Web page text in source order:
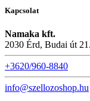
Kapcsolat
Namaka kft.
2030 Érd, Budai út 21.
+3620/960-8840
info@szellozoshop.hu